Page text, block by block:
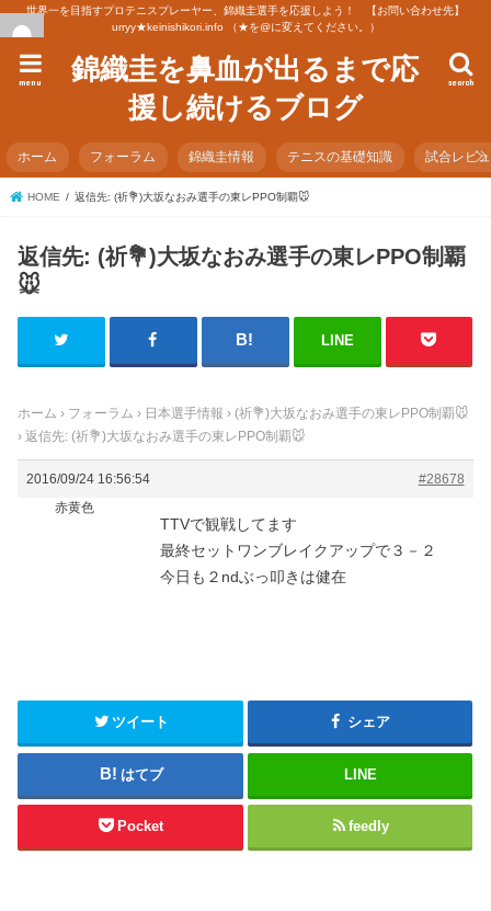
世界一を目指すプロテニスプレーヤー、錦織圭選手を応援しよう！ 【お問い合わせ先】
urryy★keinishikori.info （★を@に変えてください。）
錦織圭を鼻血が出るまで応
援し続けるブログ
search
menu
ホーム フォーラム 錦織圭情報 テニスの基礎知識 試合レビ
HOME 返信先: (祈💐)大坂なおみ選手の東レPPO制覇🐭
返信先: (祈💐)大坂なおみ選手の東レPPO制覇
🐭
LINE
ホーム › フォーラム › 日本選手情報 › (祈💐)大坂なおみ選手の東レPPO制覇🐭
› 返信先: (祈💐)大坂なおみ選手の東レPPO制覇🐭
2016/09/24 16:56:54
#28678
赤黄色
TTVで観戦してます
最終セットワンブレイクアップで３－２
今日も２ndぶっ叩きは健在
ツイート シェア
はてブ LINE
Pocket feedly